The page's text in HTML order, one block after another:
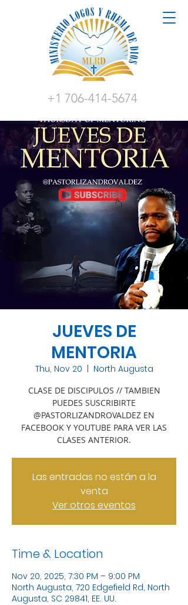
+1 706-414-5674
JUEVES DE
MENTORIA
Thu, Nov 20 North Augusta
CLASE DE DISCIPULOS // TAMBIEN
PUEDES SUSCRIBIRTE
@PASTORLIZANDROVALDEZ EN
FACEBOOK Y YOUTUBE PARA VER LAS
CLASES ANTERIOR.
Las entradas no están a la
venta
Ver otros eventos
Time & Location
Nov 20, 2025, 7:30 PM – 9:00 PM
North Augusta, 720 Edgefield Rd, North
Augusta, SC 29841, EE. UU.